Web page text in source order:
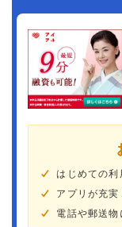
はじめての利
アプリが充実
電話や郵送物